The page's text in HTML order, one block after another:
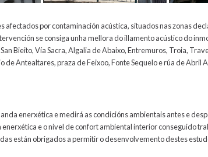
afectados por contaminación acústica, situados nas zonas
se consiga unha mellora do illamento acústico do
Bieito, Vía Sacra, Algalia de Abaixo, Entremuros, Troia,
de Antealtares, praza de Feixoo, Fonte Sequelo e rúa de Abril
enerxética e medirá as condicións ambientais antes e
e o nivel de confort ambiental interior conseguido
están obrigados a permitir o desenvolvemento destes